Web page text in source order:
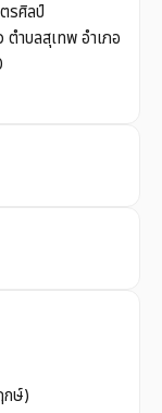
รศิลป์
ำบลสุเทพ อำเภอ
กษ์)